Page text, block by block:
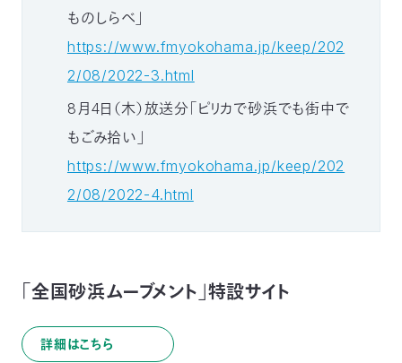
ものしらべ」
https://www.fmyokohama.jp/keep/202
2/08/2022-3.html
8月4日（木）放送分「ピリカで砂浜でも街中で
もごみ拾い」
https://www.fmyokohama.jp/keep/202
2/08/2022-4.html
「全国砂浜ムーブメント」特設サイト
詳細はこちら